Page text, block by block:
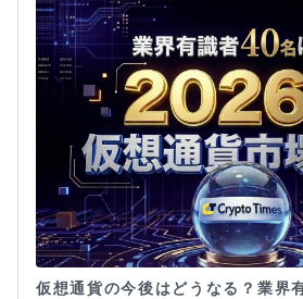
仮想通貨の今後はどうなる？業界